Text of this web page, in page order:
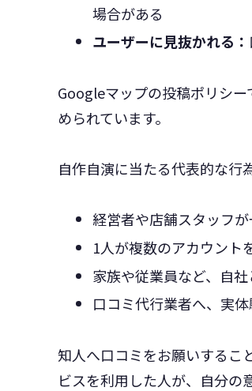
場合がある
ユーザーに見抜かれる：
Googleマップの投稿ポリシ
められています。
自作自演に当たる代表的な行
経営者や店舗スタッフ
1人が複数のアカウント
家族や従業員など、自
口コミ代行業者へ、実
知人へ口コミをお願いするこ
ビスを利用した人が、自分の